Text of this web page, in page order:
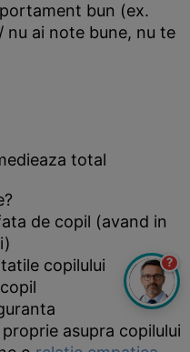
bun (ex.
nu ai note bune, nu te
total
de copil (avand in
copilului
asupra copilului
?